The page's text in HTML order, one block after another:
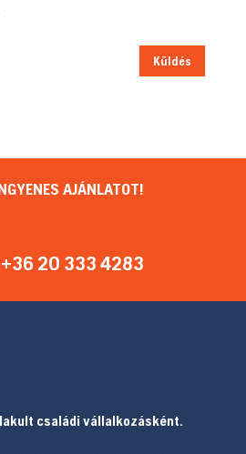
Küldés
AJÁNLATOT!
+36 20 333 4283
családi vállalkozásként.